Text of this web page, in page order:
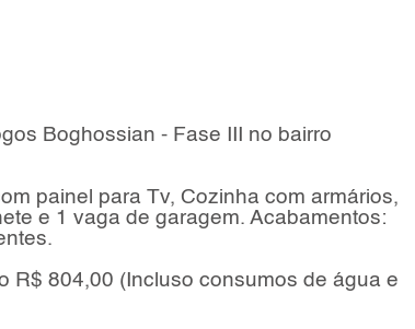
Boghossian - Fase III no bairro
painel para Tv, Cozinha com armários,
e 1 vaga de garagem. Acabamentos:
R$ 804,00 (Incluso consumos de água e